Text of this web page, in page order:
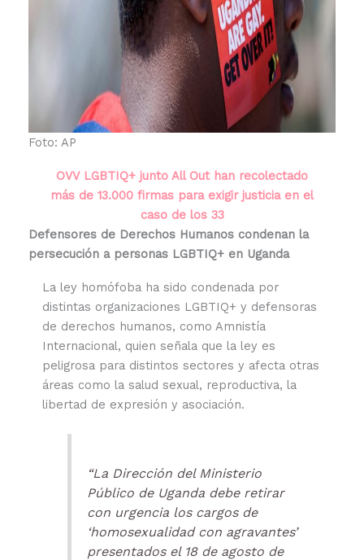
Foto: AP
OVV LGBTIQ+ junto All Out han recolectado
más de 13.000 firmas para exigir justicia en el
caso de los 33
Defensores de Derechos Humanos condenan la
persecución a personas LGBTIQ+ en Uganda
La ley homófoba ha sido condenada por
distintas organizaciones LGBTIQ+ y defensoras
de derechos humanos, como Amnistía
Internacional, quien señala que la ley es
peligrosa para distintos sectores y afecta otras
áreas como la salud sexual, reproductiva, la
libertad de expresión y asociación.
“La Dirección del Ministerio
Público de Uganda debe retirar
con urgencia los cargos de
‘homosexualidad con agravantes’
presentados el 18 de agosto de